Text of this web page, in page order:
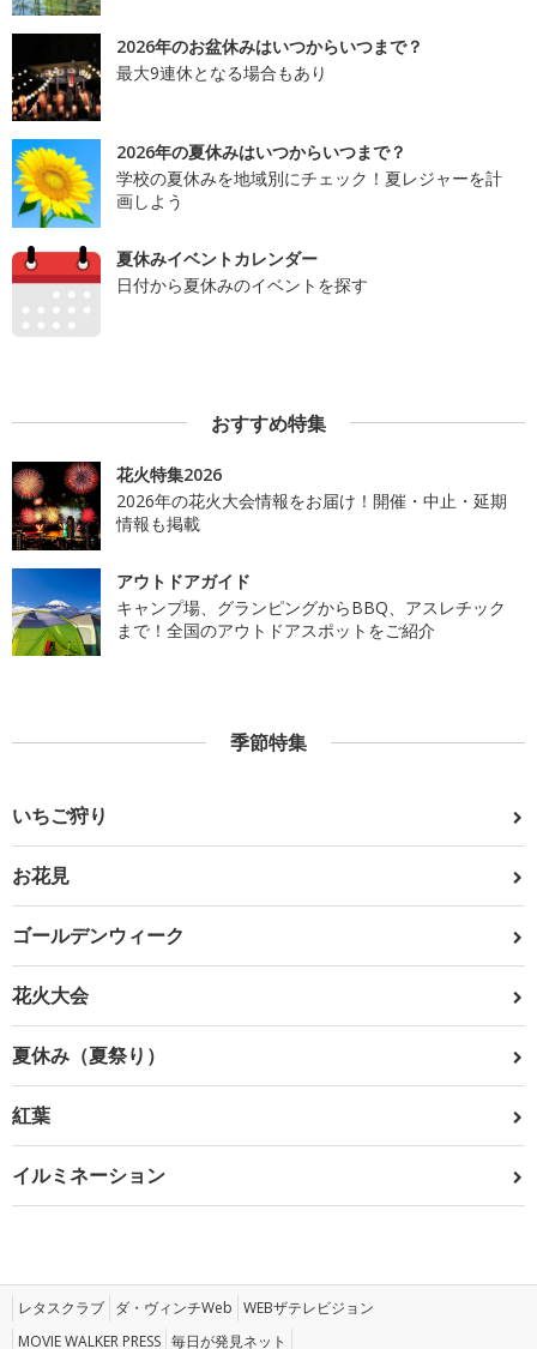
2026年のお盆休みはいつからいつまで？
最大9連休となる場合もあり
2026年の夏休みはいつからいつまで？
学校の夏休みを地域別にチェック！夏レジャーを計
画しよう
夏休みイベントカレンダー
日付から夏休みのイベントを探す
おすすめ特集
花火特集2026
2026年の花火大会情報をお届け！開催・中止・延期
情報も掲載
アウトドアガイド
キャンプ場、グランピングからBBQ、アスレチック
まで！全国のアウトドアスポットをご紹介
季節特集
いちご狩り
お花見
ゴールデンウィーク
花火大会
夏休み（夏祭り）
紅葉
イルミネーション
レタスクラブ ダ・ヴィンチWeb WEBザテレビジョン
MOVIE WALKER PRESS 毎日が発見ネット